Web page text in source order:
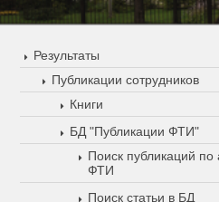
Результаты
Публикации сотрудников
Книги
БД "Публикации ФТИ"
Поиск публикаций
ФТИ
Поиск статьи в БД